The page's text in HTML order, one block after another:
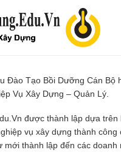
Đào Tạo Bồi Dưỡng Cán Bộ
Vụ Xây Dựng – Quản Lý.
được thành lập dựa
vụ xây dựng thành
mới thành lập đến các doanh